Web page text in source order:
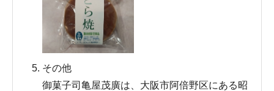
その他
御菓子司亀屋茂廣は、大阪市阿倍野区にある昭